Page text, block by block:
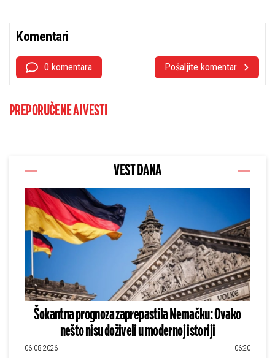
Komentari
0 komentara Pošaljite komentar
PREPORUČENE AI VESTI
VEST DANA
Šokantna prognoza zaprepastila Nemačku: Ovako
nešto nisu doživeli u modernoj istoriji
06.08.2026 06:20